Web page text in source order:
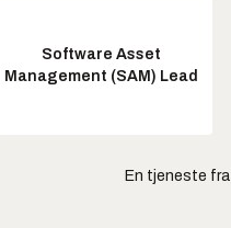
Software Asset
Management (SAM) Lead
En tjeneste fra